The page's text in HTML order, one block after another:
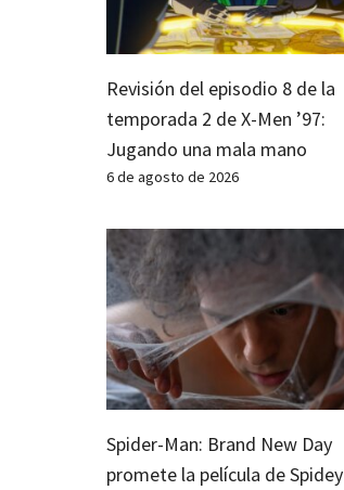
Revisión del episodio 8 de la
temporada 2 de X-Men ’97:
Jugando una mala mano
6 de agosto de 2026
Spider-Man: Brand New Day
promete la película de Spidey